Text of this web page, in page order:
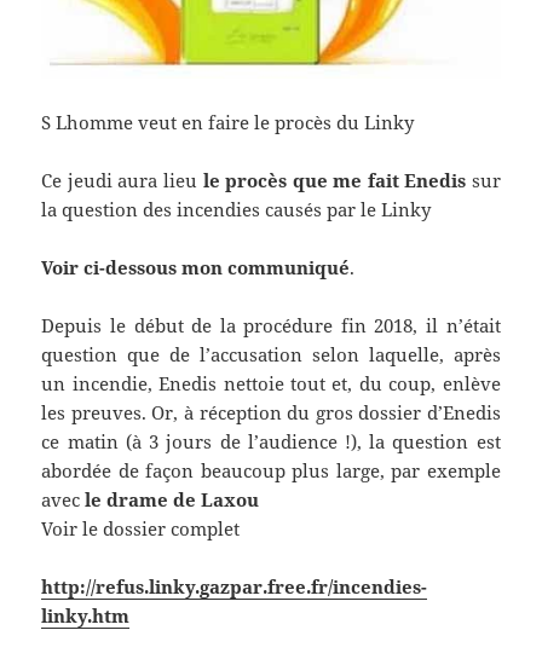
S Lhomme veut en faire le procès du Linky
Ce jeudi aura lieu le procès que me fait Enedis sur
la question des incendies causés par le Linky
Voir ci-dessous mon communiqué.
Depuis le début de la procédure fin 2018, il n’était
question que de l’accusation selon laquelle, après
un incendie, Enedis nettoie tout et, du coup, enlève
les preuves. Or, à réception du gros dossier d’Enedis
ce matin (à 3 jours de l’audience !), la question est
abordée de façon beaucoup plus large, par exemple
avecle drame de Laxou
Voir le dossier complet
http://refus.linky.gazpar.free.fr/incendies-
linky.htm